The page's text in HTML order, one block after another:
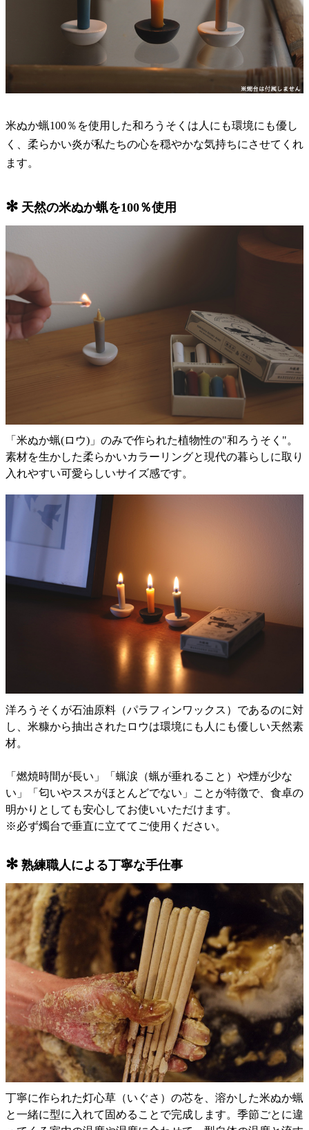
米ぬか蝋100％を使用した和ろうそくは人にも環境にも優し
く、柔らかい炎が私たちの心を穏やかな気持ちにさせてくれ
ます。
✻ 天然の米ぬか蝋を100％使用
「米ぬか蝋(ロウ)」のみで作られた植物性の"和ろうそく"。
素材を生かした柔らかいカラーリングと現代の暮らしに取り
入れやすい可愛らしいサイズ感です。
洋ろうそくが石油原料（パラフィンワックス）であるのに対
し、米糠から抽出されたロウは環境にも人にも優しい天然素
材。
「燃焼時間が長い」「蝋涙（蝋が垂れること）や煙が少な
い」「匂いやススがほとんどでない」ことが特徴で、食卓の
明かりとしても安心してお使いいただけます。
※必ず燭台で垂直に立ててご使用ください。
✻ 熟練職人による丁寧な手仕事
丁寧に作られた灯心草（いぐさ）の芯を、溶かした米ぬか蝋
と一緒に型に入れて固めることで完成します。季節ごとに違